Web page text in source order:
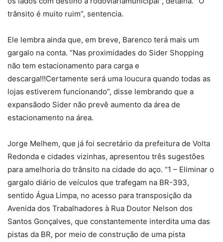
trânsito é muito ruim”, sentencia.
Ele lembra ainda que, em breve, Barenco terá mais um
gargalo na conta. “Nas proximidades do Sider Shopping
não tem estacionamento para carga e
descarga!!!Certamente será uma loucura quando todas as
lojas estiverem funcionando”, disse lembrando que a
expansãodo Sider não prevê aumento da área de
estacionamento na área.
Jorge Melhem, que já foi secretário da prefeitura de Volta
Redonda e cidades vizinhas, apresentou três sugestões
para amelhoria do trânsito na cidade do aço. “1 – Eliminar o
gargalo diário de veículos que trafegam na BR-393,
sentido Água Limpa, no acesso para transposição da
Avenida dos Trabalhadores à Rua Doutor Nelson dos
Santos Gonçalves, que constantemente interdita uma das
pistas da BR, por meio de construção de uma pista